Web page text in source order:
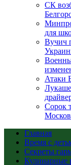
СК
для
Вучич
Атаки
Сорок
Главная
Время с
Секреты
Кулинарные